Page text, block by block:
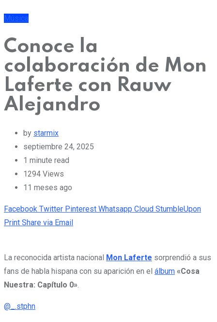
Música
Conoce la
colaboración de Mon
Laferte con Rauw
Alejandro
by starmix
septiembre 24, 2025
1 minute read
1294 Views
11 meses ago
Facebook Twitter Pinterest Whatsapp Cloud StumbleUpon
Print Share via Email
La reconocida artista nacional Mon Laferte sorprendió a sus
fans de habla hispana con su aparición en el álbum «Cosa
Nuestra: Capítulo 0»
@_.stphn